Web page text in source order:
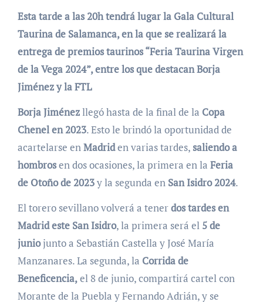
Esta tarde a las 20h tendrá lugar la Gala Cultural
Taurina de Salamanca, en la que se realizará la
entrega de premios taurinos “Feria Taurina Virgen
de la Vega 2024”, entre los que destacan Borja
Jiménez y la FTL
Borja Jiménezllegó hasta de la final de la Copa
Chenel en 2023. Esto le brindó la oportunidad de
acartelarse enMadriden varias tardes, saliendo a
hombrosen dos ocasiones, la primera en la Feria
de Otoño de 2023y la segunda en San Isidro 2024.
El torero sevillano volverá a tenerdos tardes en
Madrid este San Isidro, la primera será el5 de
juniojunto a Sebastián Castella y José María
Manzanares. La segunda, la Corrida de
Beneficencia,el 8 de junio, compartirá cartel con
Morante de la Puebla y Fernando Adrián, y se